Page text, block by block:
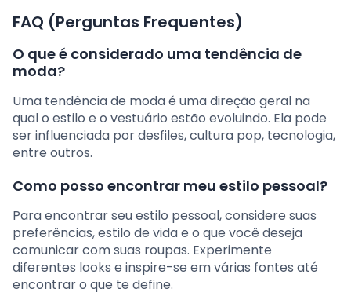
FAQ (Perguntas Frequentes)
O que é considerado uma tendência de
moda?
Uma tendência de moda é uma direção geral na
qual o estilo e o vestuário estão evoluindo. Ela pode
ser influenciada por desfiles, cultura pop, tecnologia,
entre outros.
Como posso encontrar meu estilo pessoal?
Para encontrar seu estilo pessoal, considere suas
preferências, estilo de vida e o que você deseja
comunicar com suas roupas. Experimente
diferentes looks e inspire-se em várias fontes até
encontrar o que te define.